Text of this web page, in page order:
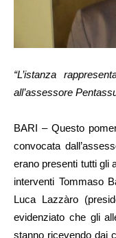
“L’istanza
all’assessore
BARI – Questo
convocata
erano presenti tutti gli
interventi Tommaso
Luca Lazzàro
evidenziato che gli
stanno ricevendo dai